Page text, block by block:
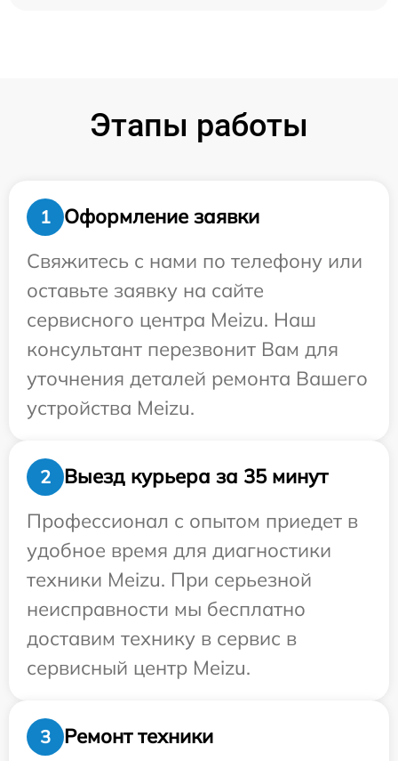
Этапы работы
1
Оформление заявки
Свяжитесь с нами по телефону или
оставьте заявку на сайте
сервисного центра Meizu. Наш
консультант перезвонит Вам для
уточнения деталей ремонта Вашего
устройства Meizu.
2
Выезд курьера за 35 минут
Профессионал с опытом приедет в
удобное время для диагностики
техники Meizu. При серьезной
неисправности мы бесплатно
доставим технику в сервис в
сервисный центр Meizu.
3 Ремонт техники